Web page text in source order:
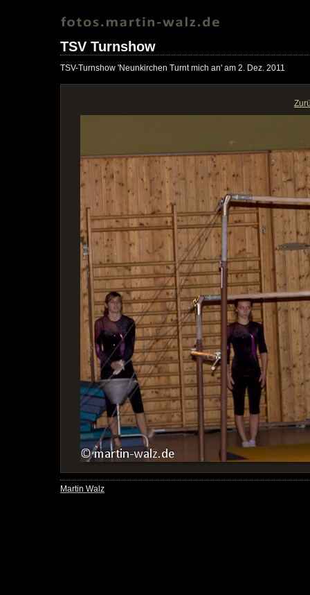
TSV Turnshow
TSV-Turnshow 'Neunkirchen Turnt mich an' am 2. Dez. 2011
Martin Walz